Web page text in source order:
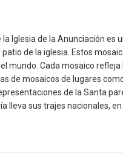
Iglesia de la Anunciación es
de la iglesia. Estos
mundo. Cada mosaico
de mosaicos de lugares
de la Santa
lleva sus trajes nacionales,